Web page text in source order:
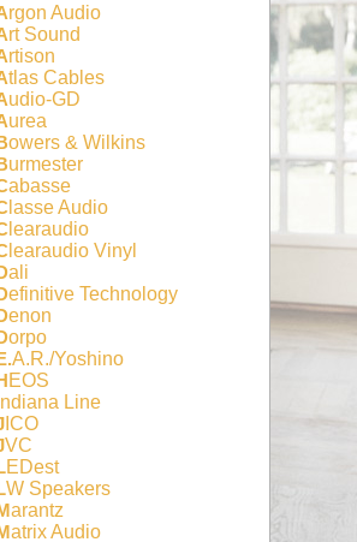
Argon Audio
Art Sound
Artison
Atlas Cables
Audio-GD
Aurea
Bowers & Wilkins
Burmester
Cabasse
Classe Audio
Clearaudio
Clearaudio Vinyl
Dali
Definitive Technology
Denon
Dorpo
E.A.R./Yoshino
HEOS
Indiana Line
JICO
JVC
LEDest
LW Speakers
Marantz
Matrix Audio